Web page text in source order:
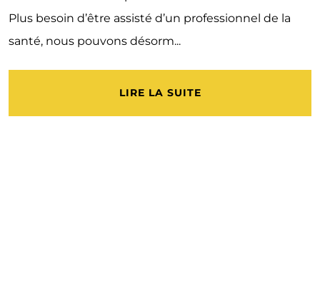
Plus besoin d’être assisté d’un professionnel de la
santé, nous pouvons désorm...
LIRE LA SUITE